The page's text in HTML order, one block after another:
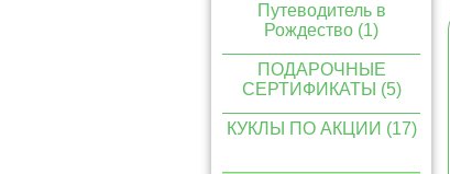
Путеводитель в
Рождество (1)
ПОДАРОЧНЫЕ
СЕРТИФИКАТЫ (5)
КУКЛЫ ПО АКЦИИ (17)